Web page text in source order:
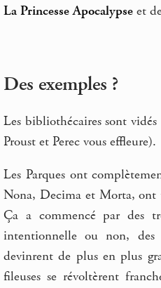
La Princesse Apocalypse et
Des exemples ?
Les bibliothécaires sont
Proust et Perec vous effleure).
Les Parques ont
Nona, Decima et Morta, ont
Ça a commencé par des
intentionnelle ou non, des
devinrent de plus en plus
fileuses se révoltèrent